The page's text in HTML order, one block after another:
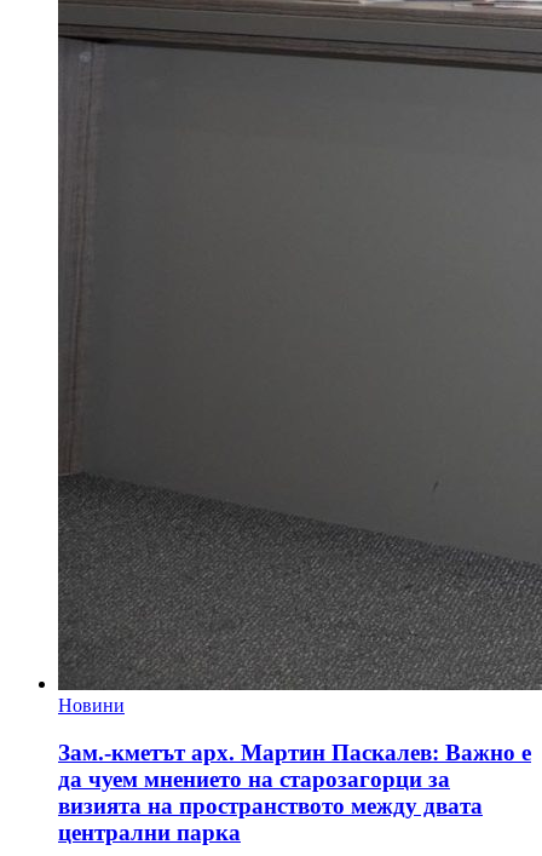
Новини
Зам.-кметът арх. Мартин Паскалев: Важно е
да чуем мнението на старозагорци за
визията на пространството между двата
централни парка